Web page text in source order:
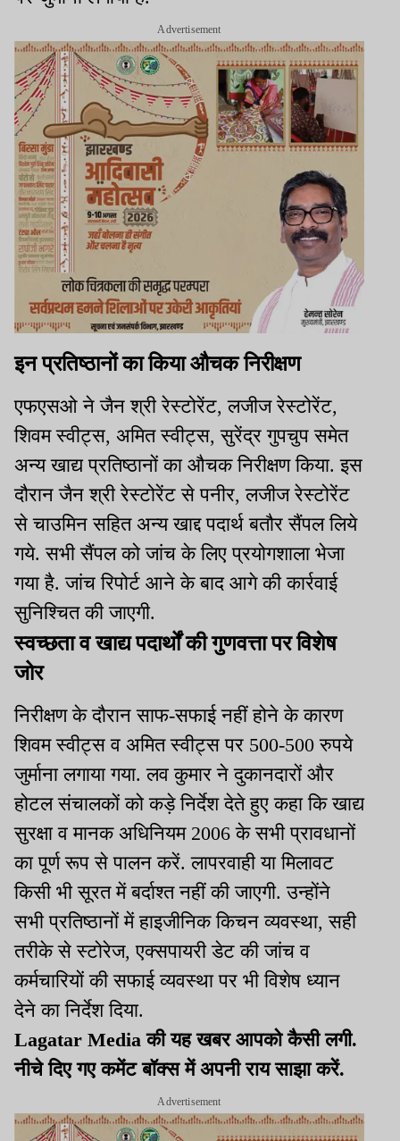
Advertisement
इन प्रतिष्ठानों का किया औचक निरीक्षण
एफएसओ ने जैन श्री रेस्टोरेंट, लजीज रेस्टोरेंट,
शिवम स्वीट्स, अमित स्वीट्स, सुरेंद्र गुपचुप समेत
अन्य खाद्य प्रतिष्ठानों का औचक निरीक्षण किया. इस
दौरान जैन श्री रेस्टोरेंट से पनीर, लजीज रेस्टोरेंट
से चाउमिन सहित अन्य खाद्द पदार्थ बतौर सैंपल लिये
गये. सभी सैंपल को जांच के लिए प्रयोगशाला भेजा
गया है. जांच रिपोर्ट आने के बाद आगे की कार्रवाई
सुनिश्चित की जाएगी.
स्वच्छता व खाद्य पदार्थों की गुणवत्ता पर विशेष
जोर
निरीक्षण के दौरान साफ-सफाई नहीं होने के कारण
शिवम स्वीट्स व अमित स्वीट्स पर 500-500 रुपये
जुर्माना लगाया गया. लव कुमार ने दुकानदारों और
होटल संचालकों को कड़े निर्देश देते हुए कहा कि खाद्य
सुरक्षा व मानक अधिनियम 2006 के सभी प्रावधानों
का पूर्ण रूप से पालन करें. लापरवाही या मिलावट
किसी भी सूरत में बर्दाश्त नहीं की जाएगी. उन्होंने
सभी प्रतिष्ठानों में हाइजीनिक किचन व्यवस्था, सही
तरीके से स्टोरेज, एक्सपायरी डेट की जांच व
कर्मचारियों की सफाई व्यवस्था पर भी विशेष ध्यान
देने का निर्देश दिया.
Lagatar Media की यह खबर आपको कैसी लगी.
नीचे दिए गए कमेंट बॉक्स में अपनी राय साझा करें.
Advertisement